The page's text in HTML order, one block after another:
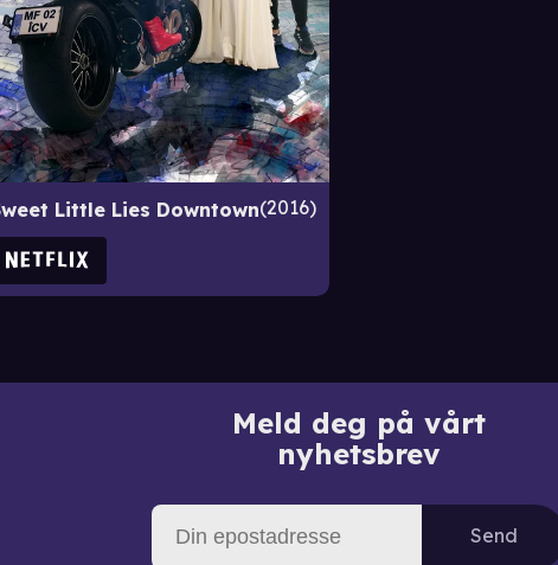
Little Lies Downtown 2016
Meld deg på vårt
nyhetsbrev
Send